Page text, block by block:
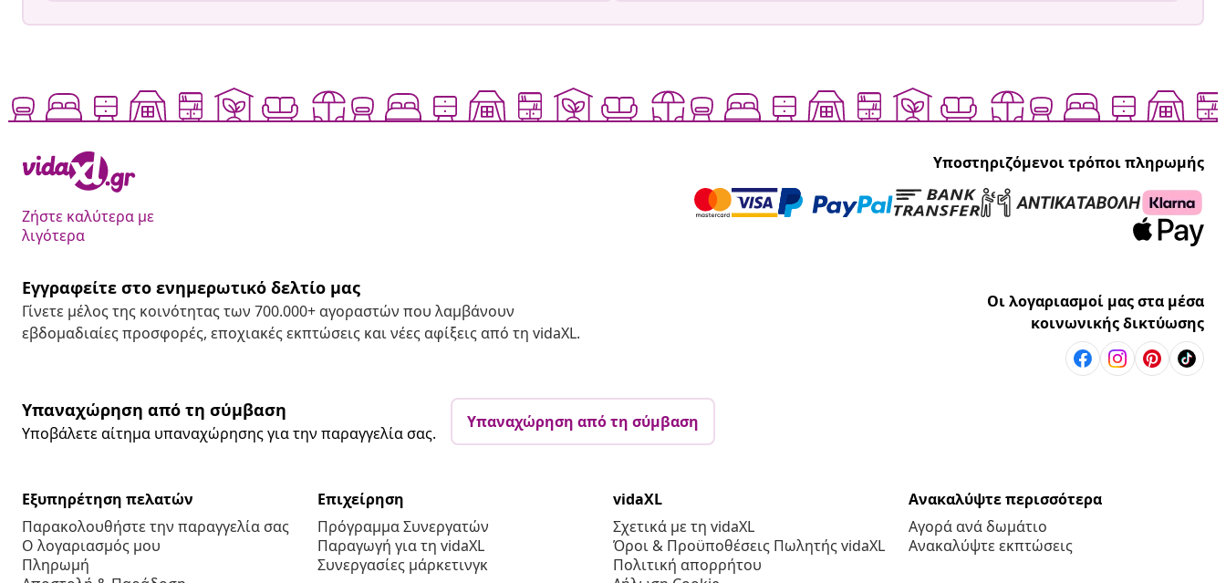
Ζήστε καλύτερα με
λιγότερα
Υποστηριζόμενοι τρόποι πληρωμής
Εγγραφείτε στο ενημερωτικό δελτίο μας
Γίνετε μέλος της κοινότητας των 700.000+ αγοραστών που λαμβάνουν
εβδομαδιαίες προσφορές, εποχιακές εκπτώσεις και νέες αφίξεις από τη vidaXL.
Οι λογαριασμοί μας στα μέσα
κοινωνικής δικτύωσης
Υπαναχώρηση από τη σύμβαση
Υποβάλετε αίτημα υπαναχώρησης για την παραγγελία σας.
Υπαναχώρηση από τη σύμβαση
Εξυπηρέτηση πελατών
Παρακολουθήστε την παραγγελία σας
Ο λογαριασμός μου
Πληρωμή
Επιχείρηση
Πρόγραμμα Συνεργατών
Παραγωγή για τη vidaXL
Συνεργασίες μάρκετινγκ
vidaXL
Σχετικά με τη vidaXL
Όροι & Προϋποθέσεις Πωλητής vidaXL
Πολιτική απορρήτου
Ανακαλύψτε περισσότερα
Αγορά ανά δωμάτιο
Ανακαλύψτε εκπτώσεις